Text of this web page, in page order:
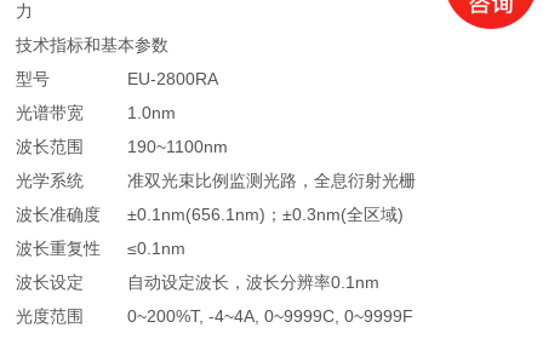
力
技术指标和基本参数
型号
EU-2800RA
光谱带宽
1.0nm
波长范围
190~1100nm
光学系统
准双光束比例监测光路，全息衍射光栅
波长准确度
±0.1nm(656.1nm)；±0.3nm(全区域)
波长重复性
≤0.1nm
波长设定
自动设定波长，波长分辨率0.1nm
光度范围
0~200%T, -4~4A, 0~9999C, 0~9999F